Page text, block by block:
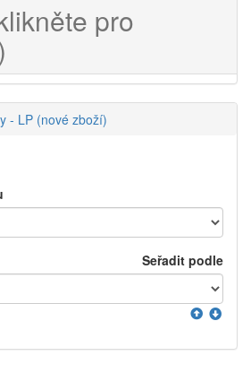
pro
- LP (nové zboží)
Seřadit podle